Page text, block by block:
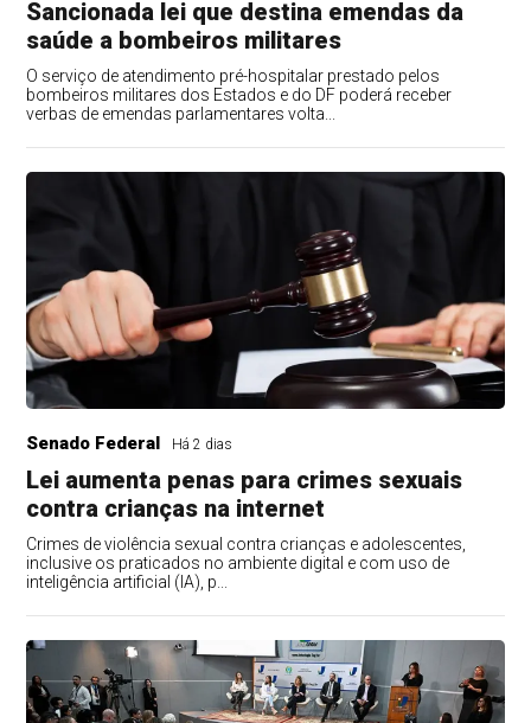
Sancionada lei que destina emendas da
saúde a bombeiros militares
O serviço de atendimento pré-hospitalar prestado pelos
bombeiros militares dos Estados e do DF poderá receber
verbas de emendas parlamentares volta...
Senado Federal Há 2 dias
Lei aumenta penas para crimes sexuais
contra crianças na internet
Crimes de violência sexual contra crianças e adolescentes,
inclusive os praticados no ambiente digital e com uso de
inteligência artificial (IA), p...